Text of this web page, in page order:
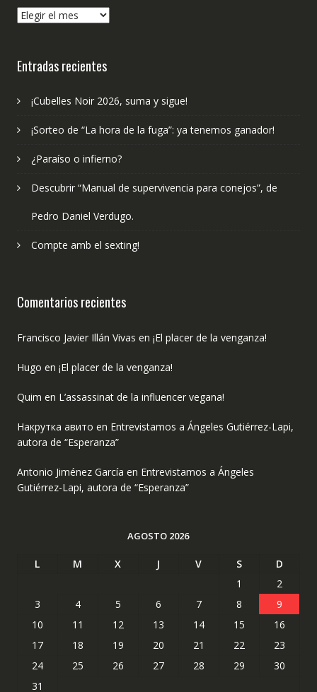
¿Qué
Entradas recientes
¡Cubelles Noir 2026, suma y sigue!
¡Sorteo de “La hora de la fuga”: ya tenemos ganador!
¿Paraíso o infierno?
Descubrir “Manual de supervivencia para conejos”, de
Pedro Daniel Verdugo.
Compte amb el sexting!
Comentarios recientes
Francisco Javier Illán Vivas en ¡El placer de la venganza!
Hugo en ¡El placer de la venganza!
Quim en L’assassinat de la influencer vegana!
Накрутка авито en Entrevistamos a Ángeles Gutiérrez-Lapi,
autora de “Esperanza”
Antonio Jiménez García en Entrevistamos a Ángeles
Gutiérrez-Lapi, autora de “Esperanza”
AGOSTO 2026
L M X J V S
D
1
2
3
4 5 6 7 8
9
10
11 12 13 14 15
16
17
18 19 20 21 22
23
24
25 26 27 28 29
30
31